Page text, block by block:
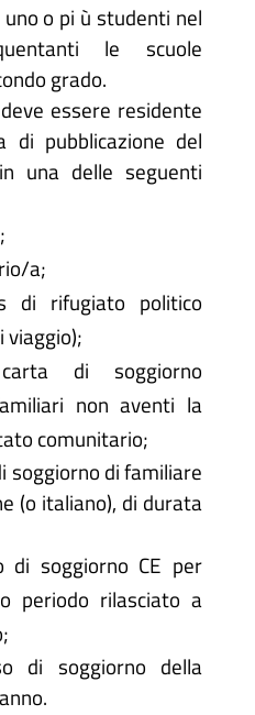
o pi ù studenti nel
le scuole
grado.
essere residente
pubblicazione del
una delle seguenti
a;
di rifugiato politico
viaggio);
di soggiorno
non aventi la
comunitario;
soggiorno di familiare
(o italiano), di durata
soggiorno CE per
periodo rilasciato a
di soggiorno della